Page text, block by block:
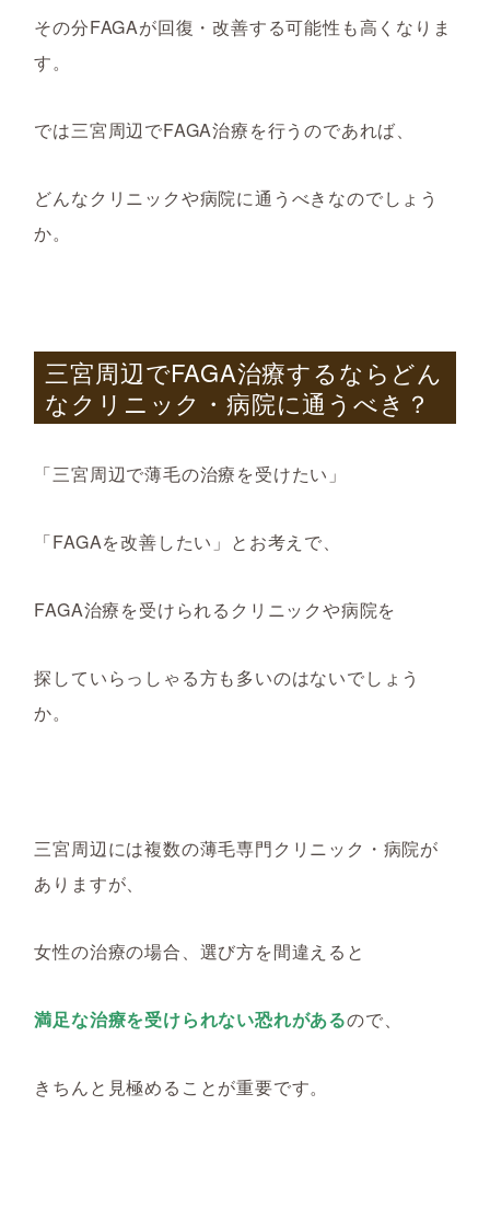
その分FAGAが回復・改善する可能性も高くなりま
す。
では三宮周辺でFAGA治療を行うのであれば、
どんなクリニックや病院に通うべきなのでしょう
か。
三宮周辺でFAGA治療するならどん
なクリニック・病院に通うべき？
「三宮周辺で薄毛の治療を受けたい」
「FAGAを改善したい」とお考えで、
FAGA治療を受けられるクリニックや病院を
探していらっしゃる方も多いのはないでしょう
か。
三宮周辺には複数の薄毛専門クリニック・病院が
ありますが、
女性の治療の場合、選び方を間違えると
満足な治療を受けられない恐れがあるので、
きちんと見極めることが重要です。